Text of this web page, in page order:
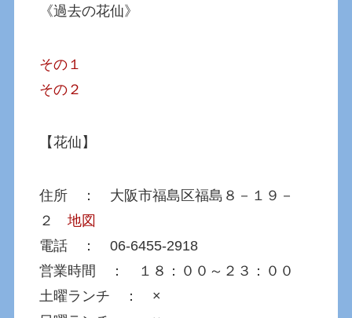
《過去の花仙》
その１
その２
【花仙】
住所 ： 大阪市福島区福島８－１９－
２地図
電話 ： 06-6455-2918
営業時間 ： １８：００～２３：００
土曜ランチ ： ×